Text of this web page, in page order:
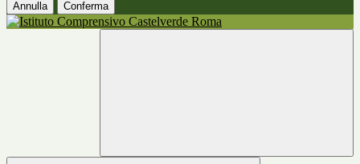
Annulla Conferma